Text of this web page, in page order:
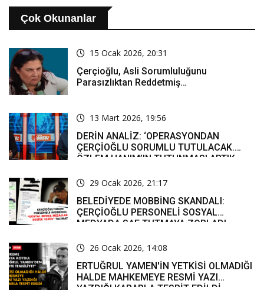
Çok Okunanlar
15 Ocak 2026, 20:31
Çerçioğlu, Asli Sorumluluğunu
Parasızlıktan Reddetmiş…
13 Mart 2026, 19:56
DERİN ANALİZ: ‘OPERASYONDAN
ÇERÇİOĞLU SORUMLU TUTULACAK.
ÖZLEM HANIM’IN TUTUNMASI ARTIK
29 Ocak 2026, 21:17
BELEDİYEDE MOBBİNG SKANDALI:
ÇERÇİOĞLU PERSONELİ SOSYAL
MEDYADA SAF TUTMAYA ZORLADI
26 Ocak 2026, 14:08
ERTUĞRUL YAMEN'İN YETKİSİ OLMADIĞI
HALDE MAHKEMEYE RESMİ YAZI
YAZDIĞI KARARLA TESPİT EDİLDİ